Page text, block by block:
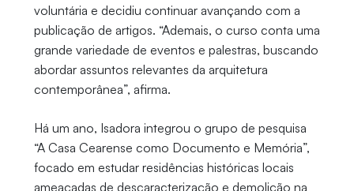
voluntária e decidiu continuar avançando com a
publicação de artigos. “Ademais, o curso conta uma
grande variedade de eventos e palestras, buscando
abordar assuntos relevantes da arquitetura
contemporânea”, afirma.
Há um ano, Isadora integrou o grupo de pesquisa
“A Casa Cearense como Documento e Memória”,
focado em estudar residências históricas locais
ameaçadas de descaracterização e demolição na